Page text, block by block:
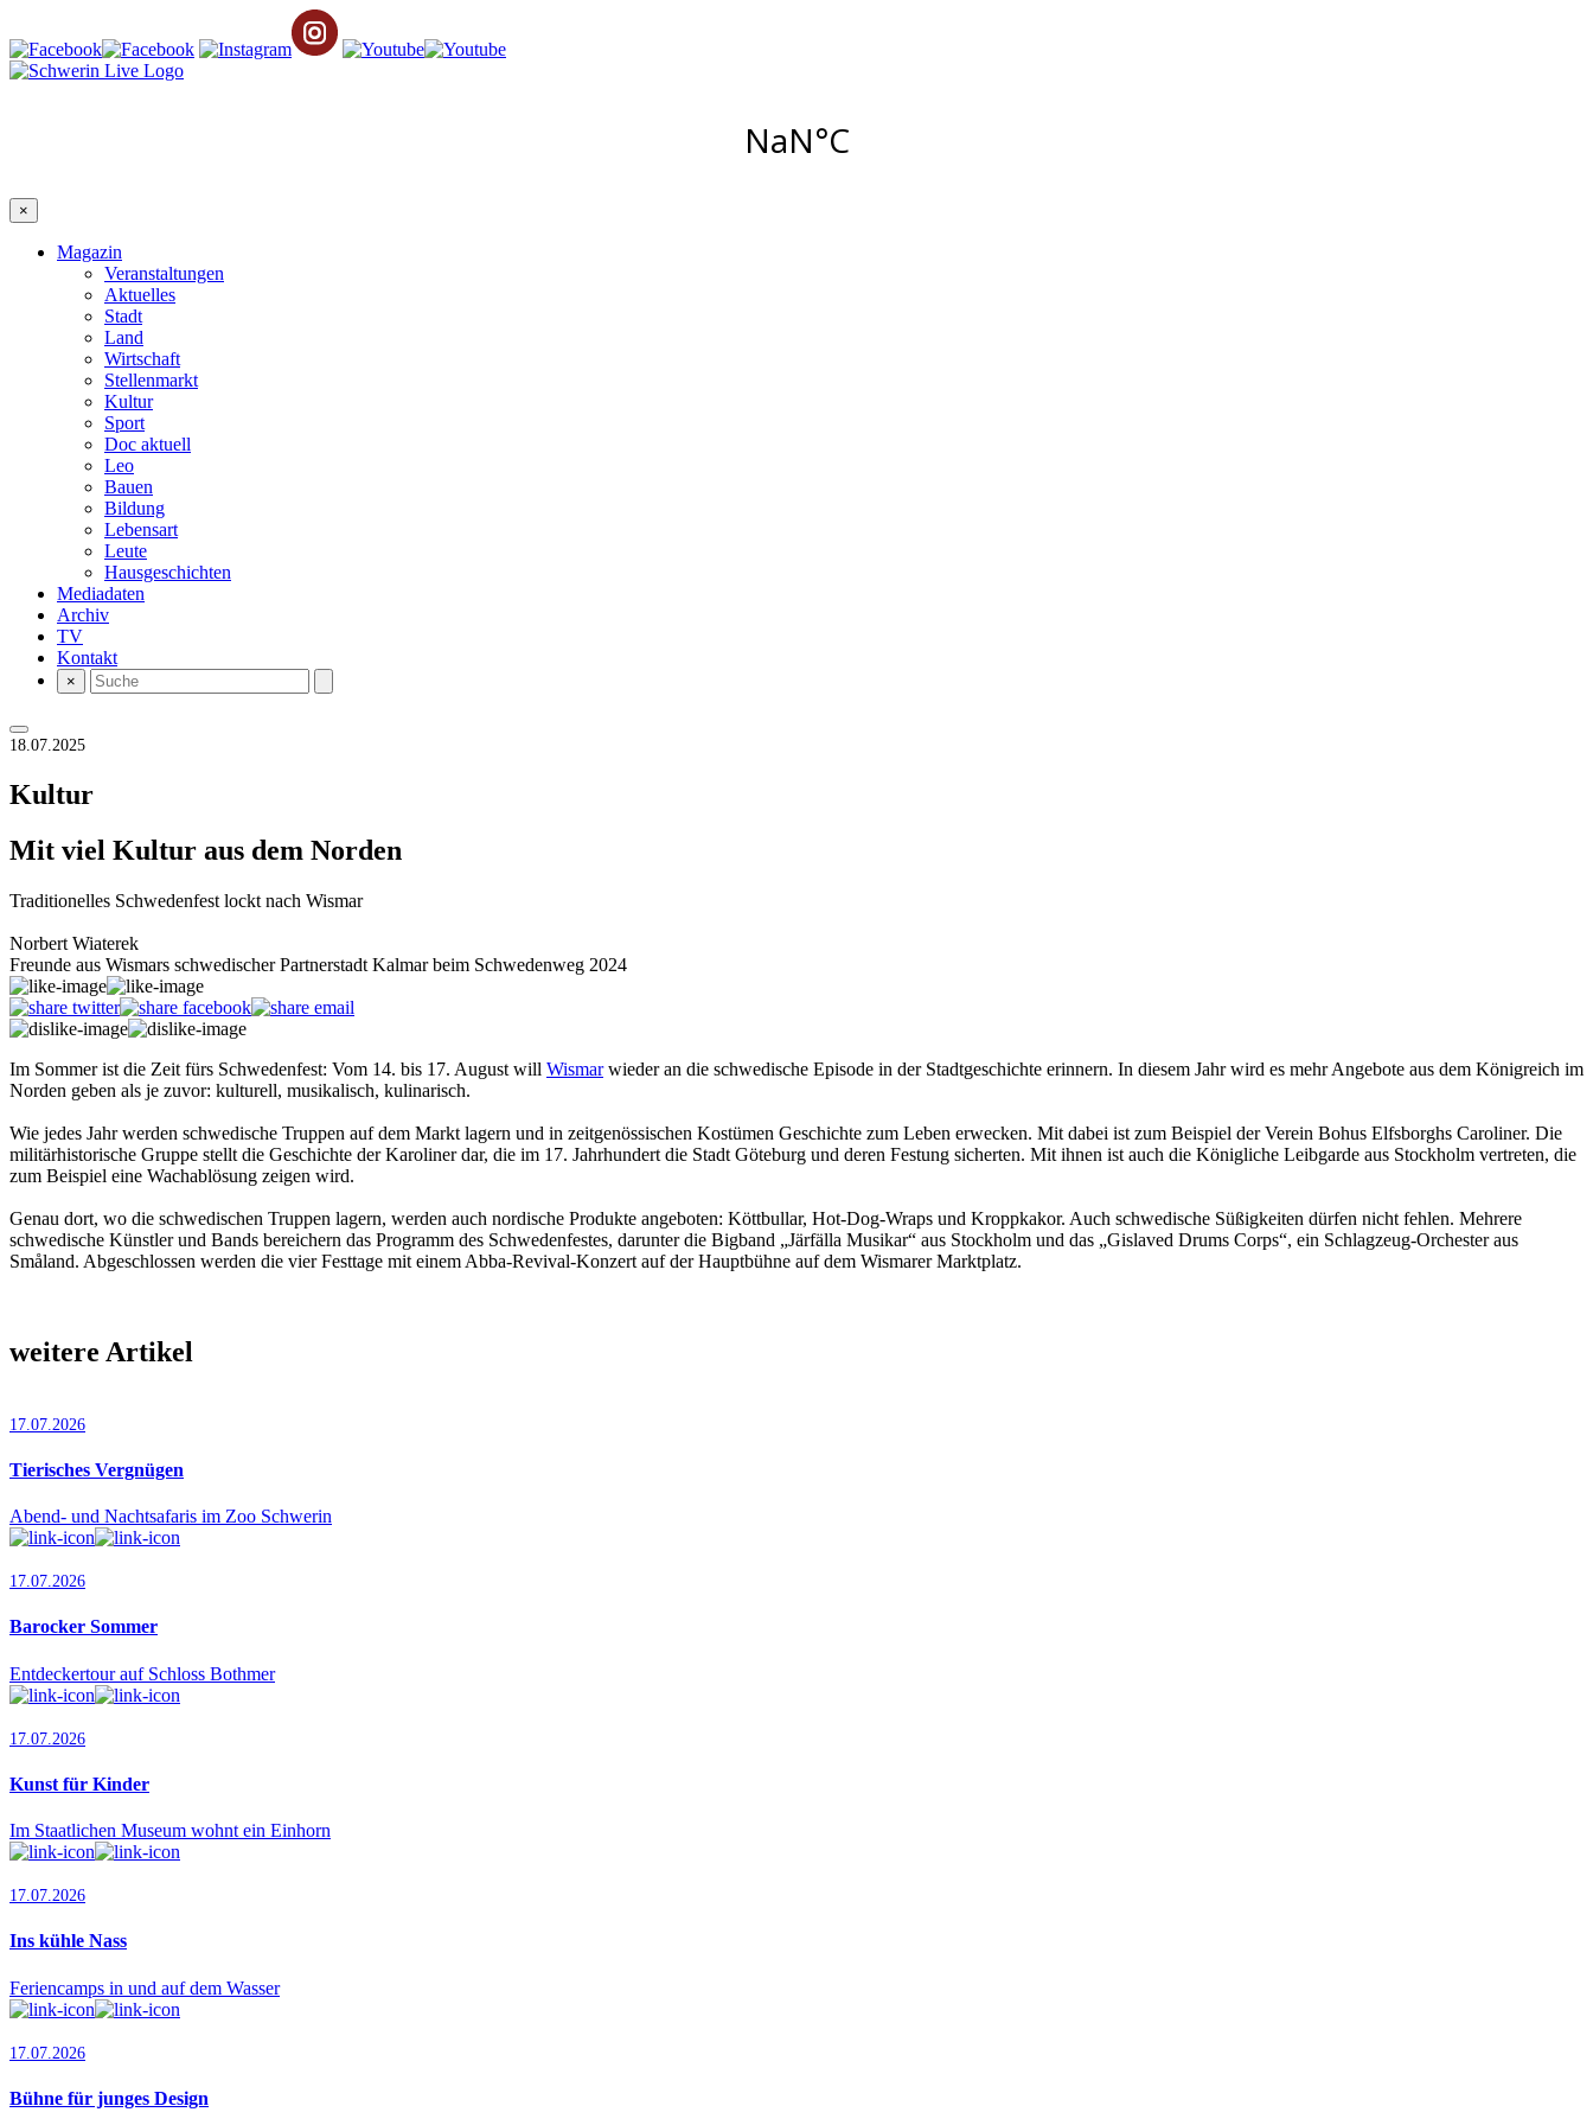
×
Magazin
Veranstaltungen
Aktuelles
Stadt
Land
Wirtschaft
Stellenmarkt
Kultur
Sport
Doc aktuell
Leo
Bauen
Bildung
Lebensart
Leute
Hausgeschichten
Mediadaten
Archiv
TV
Kontakt
×
18.07.2025
Kultur
Mit viel Kultur aus dem Norden
Traditionelles Schwedenfest lockt nach Wismar
Norbert Wiaterek
Freunde aus Wismars schwedischer Partnerstadt Kalmar beim Schwedenweg 2024
Im Sommer ist die Zeit fürs Schwedenfest: Vom 14. bis 17. August will Wismarwieder an die schwedische Episode in der Stadtgeschichte erinnern. In diesem Jahr wird es mehr Angebote aus dem Königreich im
Norden geben als je zuvor: kulturell, musikalisch, kulinarisch.
Wie jedes Jahr werden schwedische Truppen auf dem Markt lagern und in zeitgenössischen Kostümen Geschichte zum Leben erwecken. Mit dabei ist zum Beispiel der Verein Bohus Elfsborghs Caroliner. Die
militärhistorische Gruppe stellt die Geschichte der Karoliner dar, die im 17. Jahrhundert die Stadt Göteburg und deren Festung sicherten. Mit ihnen ist auch die Königliche Leibgarde aus Stockholm vertreten, die
zum Beispiel eine Wach­ablösung zeigen wird.
Genau dort, wo die schwedischen Truppen lagern, werden auch nordische Produkte angeboten: Köttbullar, Hot-Dog-Wraps und Kroppkakor. Auch schwedische Süßigkeiten dürfen nicht fehlen. Mehrere
schwedische Künstler und Bands bereichern das Programm des Schwedenfestes, darunter die Bigband „Järfälla Musikar“ aus Stockholm und das „Gislaved Drums Corps“, ein Schlagzeug-Orchester aus
Småland. Abgeschlossen werden die vier Festtage mit einem Abba-Revival-Konzert auf der Hauptbühne auf dem Wismarer Marktplatz.
weitere Artikel
17.07.2026
Tierisches Vergnügen
Abend- und Nachtsafaris im Zoo Schwerin
17.07.2026
Barocker Sommer
Entdeckertour auf Schloss Bothmer
17.07.2026
Kunst für Kinder
Im Staatlichen Museum wohnt ein Einhorn
17.07.2026
Ins kühle Nass
Feriencamps in und auf dem Wasser
17.07.2026
Bühne für junges Design